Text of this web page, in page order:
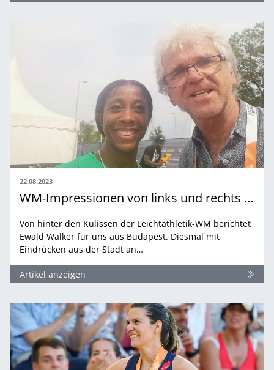
22.08.2023
WM-Impressionen von links und rechts der Donau
Von hinter den Kulissen der Leichtathletik-WM berichtet
Ewald Walker für uns aus Budapest. Diesmal mit
Eindrücken aus der Stadt an…
Artikel anzeigen